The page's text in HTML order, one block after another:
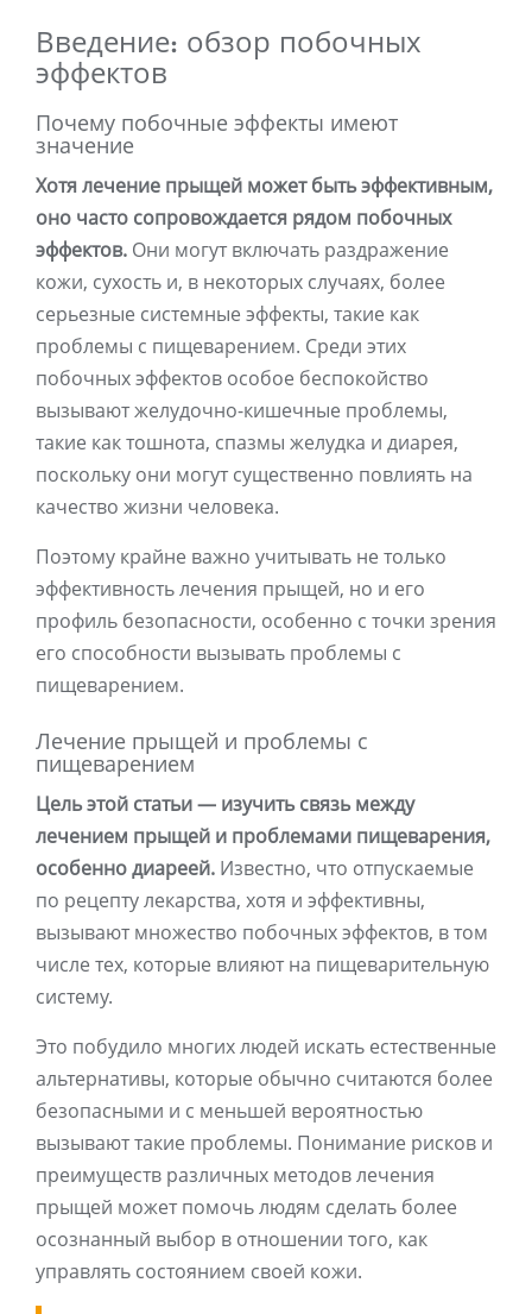
Введение: обзор побочных
эффектов
Почему побочные эффекты имеют
значение
Хотя лечение прыщей может быть эффективным,
оно часто сопровождается рядом побочных
эффектов. Они могут включать раздражение
кожи, сухость и, в некоторых случаях, более
серьезные системные эффекты, такие как
проблемы с пищеварением. Среди этих
побочных эффектов особое беспокойство
вызывают желудочно-кишечные проблемы,
такие как тошнота, спазмы желудка и диарея,
поскольку они могут существенно повлиять на
качество жизни человека.
Поэтому крайне важно учитывать не только
эффективность лечения прыщей, но и его
профиль безопасности, особенно с точки зрения
его способности вызывать проблемы с
пищеварением.
Лечение прыщей и проблемы с
пищеварением
Цель этой статьи — изучить связь между
лечением прыщей и проблемами пищеварения,
особенно диареей. Известно, что отпускаемые
по рецепту лекарства, хотя и эффективны,
вызывают множество побочных эффектов, в том
числе тех, которые влияют на пищеварительную
систему.
Это побудило многих людей искать естественные
альтернативы, которые обычно считаются более
безопасными и с меньшей вероятностью
вызывают такие проблемы. Понимание рисков и
преимуществ различных методов лечения
прыщей может помочь людям сделать более
осознанный выбор в отношении того, как
управлять состоянием своей кожи.